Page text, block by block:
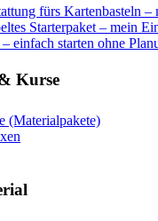
fürs Kartenbasteln
Starterpaket – mein
einfach starten ohne
Kurse
(Materialpakete)